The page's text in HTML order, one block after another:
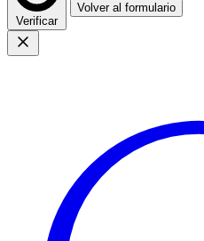
Verificar
Volver al formulario